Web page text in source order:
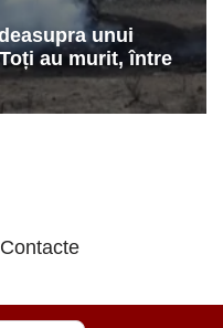
Contacte